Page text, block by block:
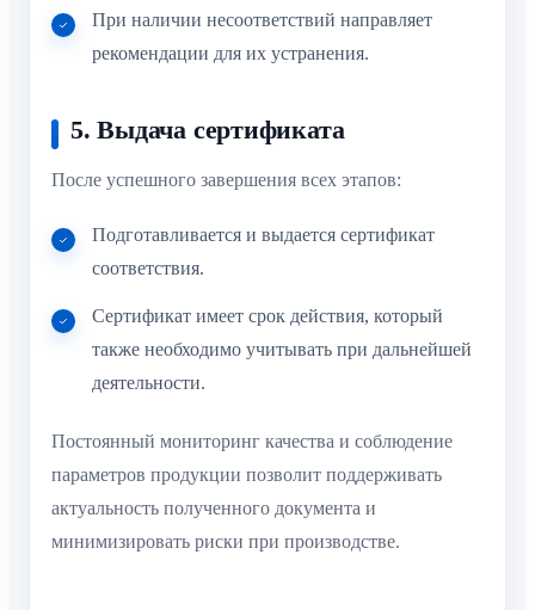
При наличии несоответствий направляет
рекомендации для их устранения.
5. Выдача сертификата
После успешного завершения всех этапов:
Подготавливается и выдается сертификат
соответствия.
Сертификат имеет срок действия, который
также необходимо учитывать при дальнейшей
деятельности.
Постоянный мониторинг качества и соблюдение
параметров продукции позволит поддерживать
актуальность полученного документа и
минимизировать риски при производстве.